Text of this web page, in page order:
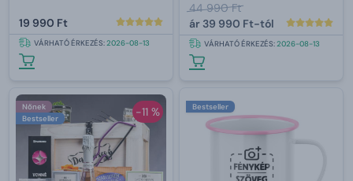
19 990 Ft
VÁRHATÓ ÉRKEZÉS:2026-08-13
44 990 Ft
ár39 990 Ft-tól
VÁRHATÓ ÉRKEZÉS:2026-08-13
-11 %
Nőnek
Bestseller
Bestseller